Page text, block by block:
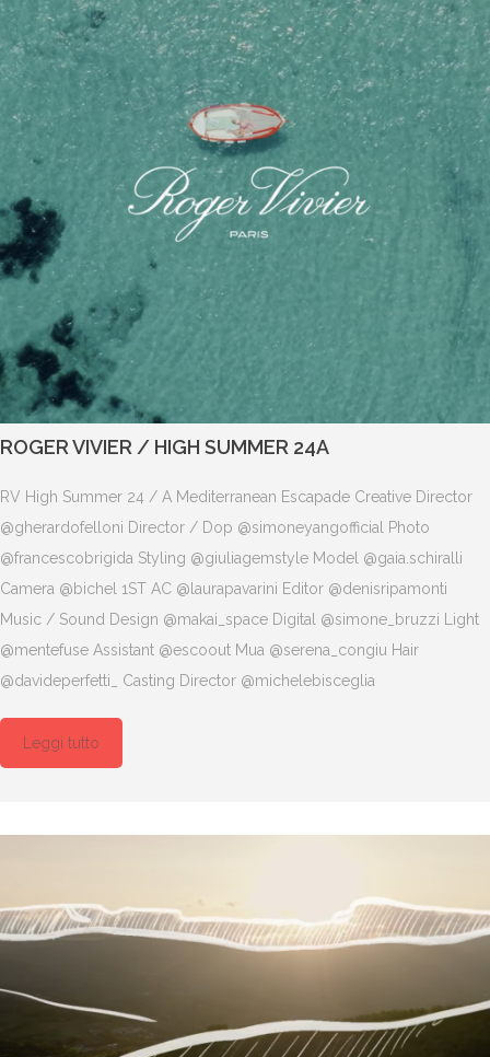
ROGER VIVIER / HIGH SUMMER 24A
RV High Summer 24 / A Mediterranean Escapade Creative Director
@gherardofelloni Director / Dop @simoneyangofficial Photo
@francescobrigida Styling @giuliagemstyle Model @gaia.schiralli
Camera @bichel 1ST AC @laurapavarini Editor @denisripamonti
Music / Sound Design @makai_space Digital @simone_bruzzi Light
@mentefuse Assistant @escoout Mua @serena_congiu Hair
@davideperfetti_ Casting Director @michelebisceglia
Leggi tutto